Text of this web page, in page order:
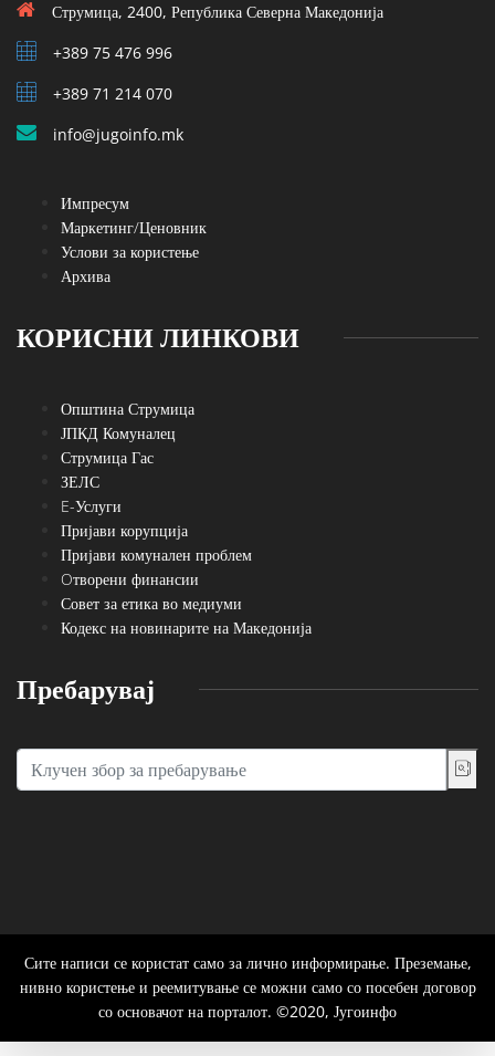
Струмица, 2400, Република Северна Македонија
+389 75 476 996
+389 71 214 070
info@jugoinfo.mk
Импресум
Маркетинг/Ценовник
Услови за користење
Архива
КОРИСНИ ЛИНКОВИ
Општина Струмица
ЈПКД Комуналец
Струмица Гас
ЗЕЛС
E-Услуги
Пријави корупција
Пријави комунален проблем
Oтворени финансии
Совет за етика во медиуми
Кодекс на новинарите на Македонија
Пребарувај
Сите написи се користат само за лично информирање. Преземање,
нивно користење и реемитување се можни само со посебен договор
со основачот на порталот. ©2020, Југоинфо